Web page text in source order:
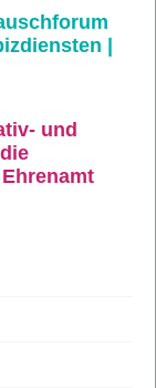
|
und